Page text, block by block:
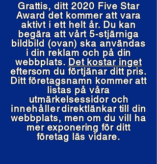
Grattis, ditt 2020 Five Star
Award det kommer att vara
aktivt i ett helt år. Du kan
begära att vårt 5-stjärniga
bildbild (ovan) ska användas
i din reklam och på din
webbplats. Det kostar inget
eftersom du förtjänar ditt pris.
Ditt företagsnamn kommer att
listas på våra
utmärkelsessidor och
innehållerdirektlänkar till din
webbplats, men om du vill ha
mer exponering för ditt
företag läs vidare.